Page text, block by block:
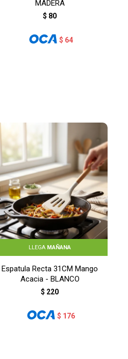
MADERA
$ 80
$ 64
LLEGA MAÑANA
Espatula Recta 31CM Mango
Acacia - BLANCO
$ 220
$ 176